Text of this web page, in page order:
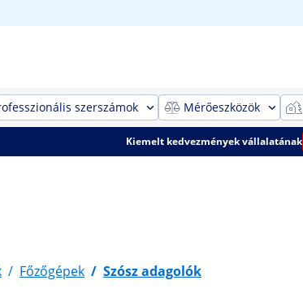
szerszámok Mérőeszközök
Kiemelt kedvezmények vállalatának
/ Főzőgépek / Szósz adagolók